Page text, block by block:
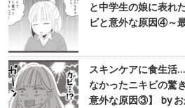
と中学生の娘に表れ
ビと意外な原因④～
スキンケアに食生活
なかったニキビの驚
意外な原因③】 by